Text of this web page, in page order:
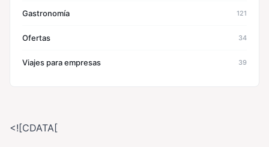
Gastronomía 121
Ofertas 34
Viajes para empresas 39
<![CDATA[